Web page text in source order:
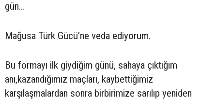
gün…
Mağusa Türk Gücü’ne veda ediyorum.
Bu formayı ilk giydiğim günü, sahaya çıktığım
anı,kazandığımız maçları, kaybettiğimiz
karşılaşmalardan sonra birbirimize sarılıp yeniden